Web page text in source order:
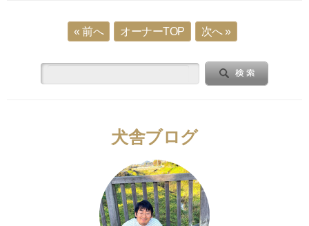
« 前へ オーナーTOP 次へ »
犬舎ブログ